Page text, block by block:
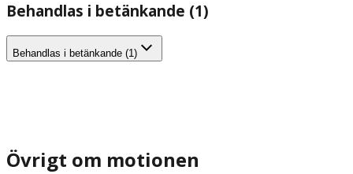
Behandlas i betänkande (1)
Behandlas i betänkande (1)
Övrigt om motionen